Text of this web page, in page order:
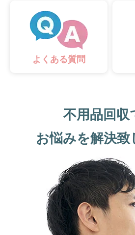
よくある質問
不用品回収
お悩みを解決致